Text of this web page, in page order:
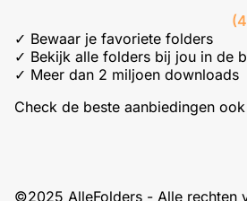
✓ Bewaar je favoriete folders
✓ Bekijk alle folders bij jou in de
✓ Meer dan 2 miljoen downloads
Check de beste aanbiedingen
©2025 AlleFolders - Alle rechten